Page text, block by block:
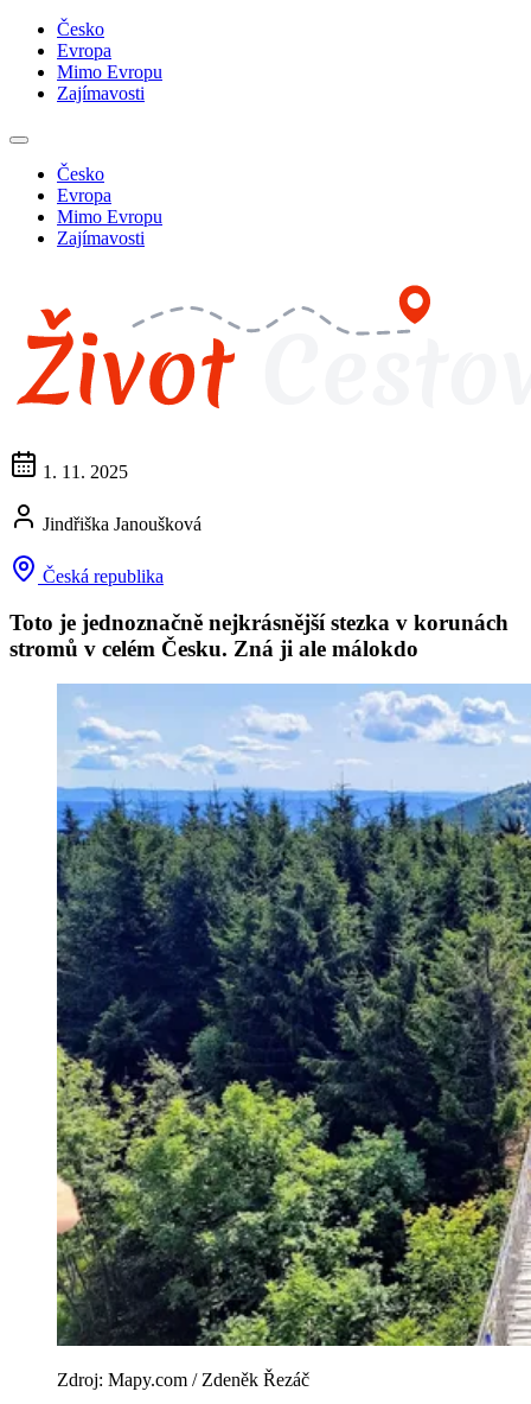
Česko
Evropa
Mimo Evropu
Zajímavosti
Česko
Evropa
Mimo Evropu
Zajímavosti
1. 11. 2025
Jindřiška Janoušková
Česká republika
Toto je jednoznačně nejkrásnější stezka v korunách
stromů v celém Česku. Zná ji ale málokdo
Zdroj: Mapy.com / Zdeněk Řezáč